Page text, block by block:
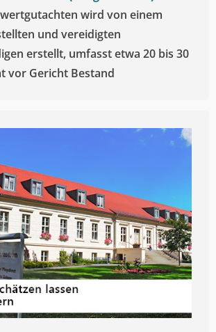
wird von einem
und vereidigten
erstellt, umfasst etwa 20 bis 30
vor Gericht Bestand